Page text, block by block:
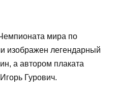
мира по
изображен легендарный
а автором плаката
Гурович.